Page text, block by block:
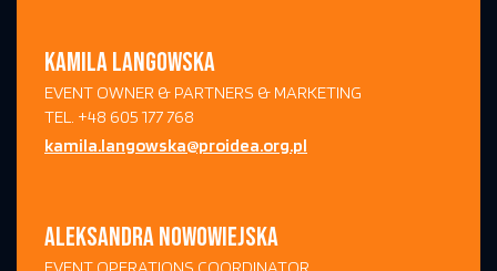
KAMILA LANGOWSKA
EVENT OWNER & PARTNERS & MARKETING
TEL. +48 605 177 768
kamila.langowska@proidea.org.pl
ALEKSANDRA NOWOWIEJSKA